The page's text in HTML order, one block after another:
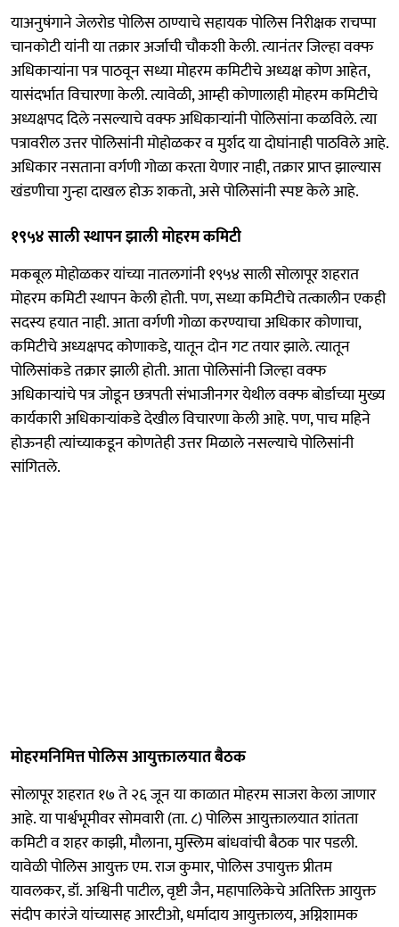
याअनुषंगाने जेलरोड पोलिस ठाण्याचे सहायक पोलिस निरीक्षक राचप्पा
चानकोटी यांनी या तक्रार अर्जाची चौकशी केली. त्यानंतर जिल्हा वक्फ
अधिकाऱ्यांना पत्र पाठवून सध्या मोहरम कमिटीचे अध्यक्ष कोण आहेत,
यासंदर्भात विचारणा केली. त्यावेळी, आम्ही कोणालाही मोहरम कमिटीचे
अध्यक्षपद दिले नसल्याचे वक्फ अधिकाऱ्यांनी पोलिसांना कळविले. त्या
पत्रावरील उत्तर पोलिसांनी मोहोळकर व मुर्शद या दोघांनाही पाठविले आहे.
अधिकार नसताना वर्गणी गोळा करता येणार नाही, तक्रार प्राप्त झाल्यास
खंडणीचा गुन्हा दाखल होऊ शकतो, असे पोलिसांनी स्पष्ट केले आहे.
१९५४ साली स्थापन झाली मोहरम कमिटी
मकबूल मोहोळकर यांच्या नातलगांनी १९५४ साली सोलापूर शहरात
मोहरम कमिटी स्थापन केली होती. पण, सध्या कमिटीचे तत्कालीन एकही
सदस्य हयात नाही. आता वर्गणी गोळा करण्याचा अधिकार कोणाचा,
कमिटीचे अध्यक्षपद कोणाकडे, यातून दोन गट तयार झाले. त्यातून
पोलिसांकडे तक्रार झाली होती. आता पोलिसांनी जिल्हा वक्फ
अधिकाऱ्यांचे पत्र जोडून छत्रपती संभाजीनगर येथील वक्फ बोर्डाच्या मुख्य
कार्यकारी अधिकाऱ्यांकडे देखील विचारणा केली आहे. पण, पाच महिने
होऊनही त्यांच्याकडून कोणतेही उत्तर मिळाले नसल्याचे पोलिसांनी
सांगितले.
मोहरमनिमित्त पोलिस आयुक्तालयात बैठक
सोलापूर शहरात १७ ते २६ जून या काळात मोहरम साजरा केला जाणार
आहे. या पार्श्वभूमीवर सोमवारी (ता. ८) पोलिस आयुक्तालयात शांतता
कमिटी व शहर काझी, मौलाना, मुस्लिम बांधवांची बैठक पार पडली.
यावेळी पोलिस आयुक्त एम. राज कुमार, पोलिस उपायुक्त प्रीतम
यावलकर, डॉ. अश्विनी पाटील, वृष्टी जैन, महापालिकेचे अतिरिक्त आयुक्त
संदीप कारंजे यांच्यासह आरटीओ, धर्मादाय आयुक्तालय, अग्निशामक